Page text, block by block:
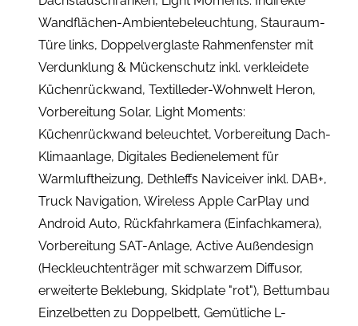
Wandflächen-Ambientebeleuchtung, Stauraum-
Türe links, Doppelverglaste Rahmenfenster mit
Verdunklung & Mückenschutz inkl. verkleidete
Küchenrückwand, Textilleder-Wohnwelt Heron,
Vorbereitung Solar, Light Moments:
Küchenrückwand beleuchtet, Vorbereitung Dach-
Klimaanlage, Digitales Bedienelement für
Warmluftheizung, Dethleffs Naviceiver inkl. DAB+,
Truck Navigation, Wireless Apple CarPlay und
Android Auto, Rückfahrkamera (Einfachkamera),
Vorbereitung SAT-Anlage, Active Außendesign
(Heckleuchtenträger mit schwarzem Diffusor,
erweiterte Beklebung, Skidplate "rot"), Bettumbau
Einzelbetten zu Doppelbett, Gemütliche L-